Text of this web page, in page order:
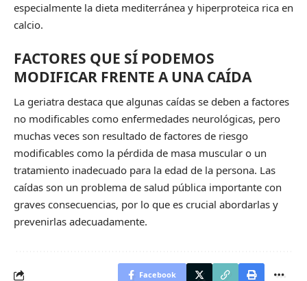
especialmente la dieta mediterránea y hiperproteica rica en
calcio.
FACTORES QUE SÍ PODEMOS
MODIFICAR FRENTE A UNA CAÍDA
La geriatra destaca que algunas caídas se deben a factores
no modificables como enfermedades neurológicas, pero
muchas veces son resultado de factores de riesgo
modificables como la pérdida de masa muscular o un
tratamiento inadecuado para la edad de la persona. Las
caídas son un problema de salud pública importante con
graves consecuencias, por lo que es crucial abordarlas y
prevenirlas adecuadamente.
Facebook